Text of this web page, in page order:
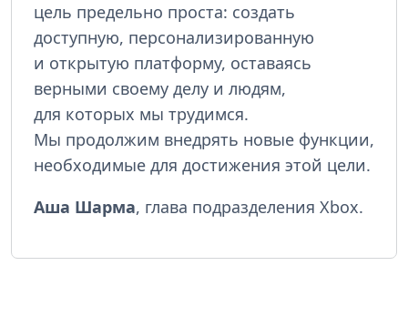
цель предельно проста: создать
доступную, персонализированную
и открытую платформу, оставаясь
верными своему делу и людям,
для которых мы трудимся.
Мы продолжим внедрять новые функции,
необходимые для достижения этой цели.
Аша Шарма, глава подразделения Xbox.